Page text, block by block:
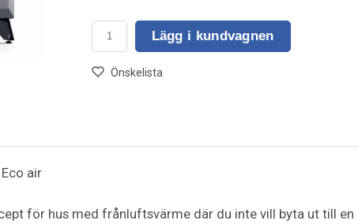
Lägg i kundvagnen
Önskelista
air
för hus med frånluftsvärme där du inte vill byta ut till